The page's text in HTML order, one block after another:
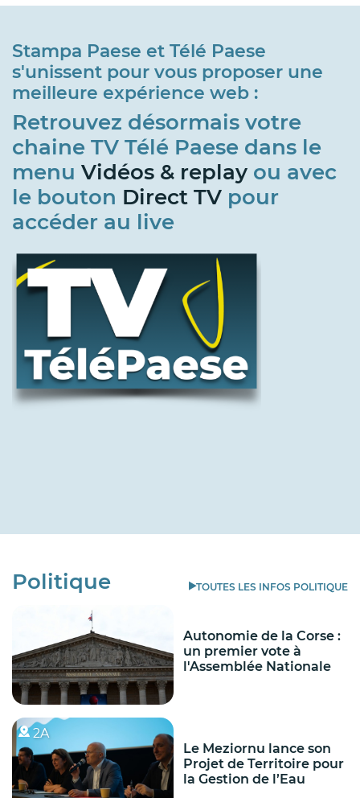
Stampa Paese et Télé Paese
s'unissent pour vous proposer une
meilleure expérience web :
Retrouvez désormais votre
chaine TV Télé Paese dans le
menu Vidéos & replay ou avec
le bouton Direct TV pour
accéder au live
Politique TOUTES LES INFOS POLITIQUE
Autonomie de la Corse :
un premier vote à
l'Assemblée Nationale
2A
Le Meziornu lance son
Projet de Territoire pour
la Gestion de l’Eau